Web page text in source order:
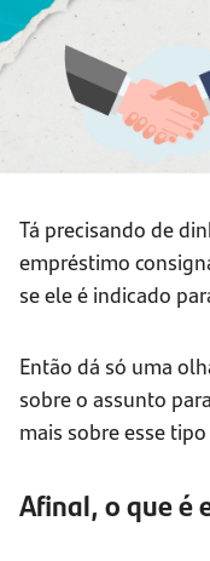
Tá precisando de
empréstimo
se ele é indicado
Então dá só uma
sobre o assunto
mais sobre esse
Afinal, o que é